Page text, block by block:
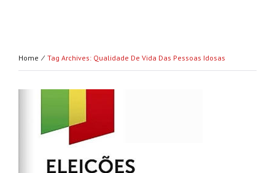
Home ⁄ Tag Archives: Qualidade De Vida Das Pessoas Idosas